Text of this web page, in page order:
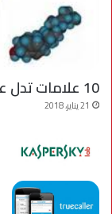
10 علامات تدل على نقص ” فيتامين د ” في الجسم
21 يناير، 2018